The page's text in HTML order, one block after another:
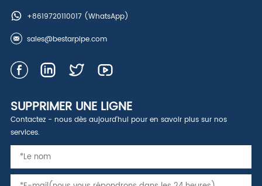
+8619720110017(WhatsApp)
sales@bestarpipe.com
SUPPRIMER UNE LIGNE
Contactez - nous dès aujourd'hui pour en savoir plus sur nos
services.